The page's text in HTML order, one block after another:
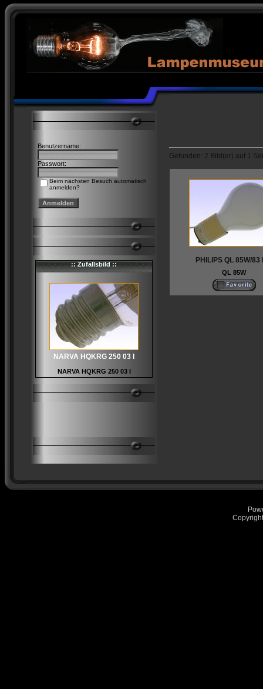
Benutzername:
Passwort:
Beim nächsten Besuch automatisch
anmelden?
:: Zufallsbild ::
NARVA HQKRG 250 03 I
NARVA HQKRG 250 03 I
Gefunden: 2 Bild(er) auf 1
PHILIPS QL 85W/83
QL 85W